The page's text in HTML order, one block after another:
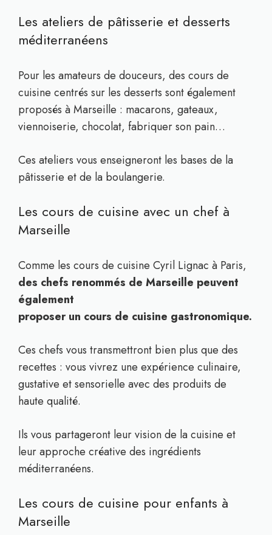
Les ateliers de pâtisserie et desserts
méditerranéens
Pour les amateurs de douceurs, des cours de
cuisine centrés sur les desserts sont également
proposés à Marseille : macarons, gateaux,
viennoiserie, chocolat, fabriquer son pain…
Ces ateliers vous enseigneront les bases de la
pâtisserie et de la boulangerie.
Les cours de cuisine avec un chef à
Marseille
Comme les cours de cuisine Cyril Lignac à Paris,
des chefs renommés de Marseille peuvent
également
proposer un cours de cuisine gastronomique.
Ces chefs vous transmettront bien plus que des
recettes : vous vivrez une expérience culinaire,
gustative et sensorielle avec des produits de
haute qualité.
Ils vous partageront leur vision de la cuisine et
leur approche créative des ingrédients
méditerranéens.
Les cours de cuisine pour enfants à
Marseille